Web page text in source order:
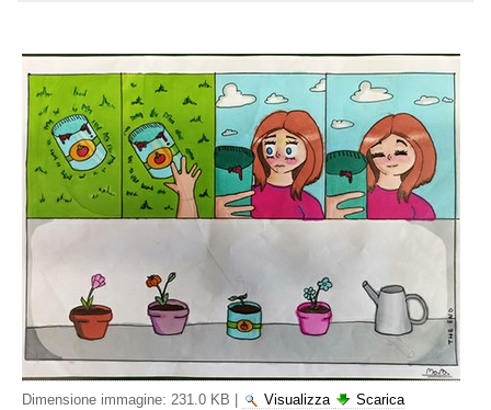
Dimensione immagine: 231.0 KB Visualizza Scarica